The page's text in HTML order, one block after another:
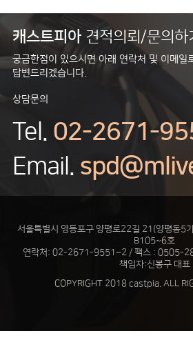
캐스트피아견적의뢰/문의하
궁금한점이 있으시면 아래 연락처 및 이메일
답변드리겠습니다.
상담문의
Tel. 02-2671-
Email.
서울특별시 영등포구 양평로22길 21(양평동5
B105~6호
연락처: 02-2671-9551~2 / 팩스 : 0505-
책임자:신봉구 대표
COPYRIGHT 2018 castpia. ALL